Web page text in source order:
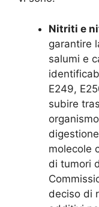
Nitriti e
garantire
salumi e
E249,
subire
molecole
di tumori
deciso di